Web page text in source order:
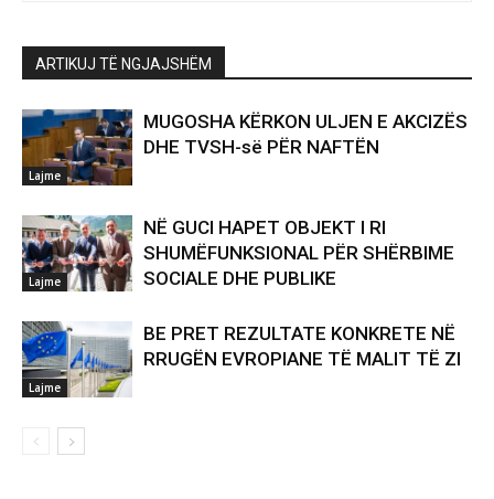
ARTIKUJ TË NGJAJSHËM
Lajme
MUGOSHA KËRKON ULJEN E AKCIZËS
DHE TVSH-së PËR NAFTËN
Lajme
NË GUCI HAPET OBJEKT I RI
SHUMËFUNKSIONAL PËR SHËRBIME
SOCIALE DHE PUBLIKE
Lajme
BE PRET REZULTATE KONKRETE NË
RRUGËN EVROPIANE TË MALIT TË ZI